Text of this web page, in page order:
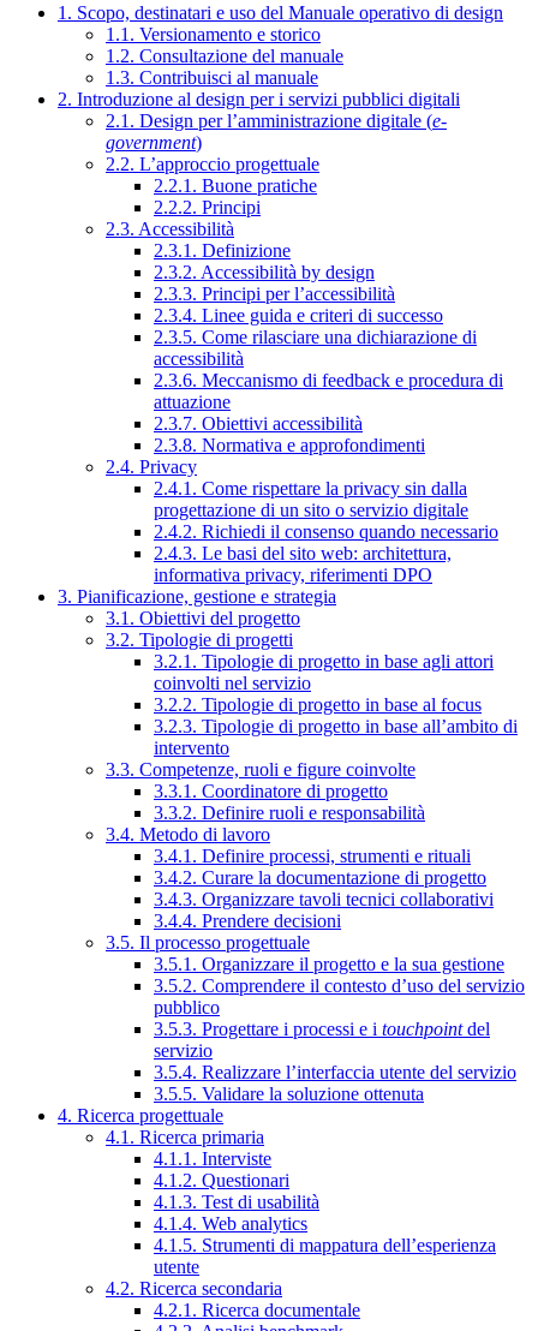
1. Scopo, destinatari e uso del Manuale operativo di design
1.1. Versionamento e storico
1.2. Consultazione del manuale
1.3. Contribuisci al manuale
2. Introduzione al design per i servizi pubblici digitali
2.1. Design per l’amministrazione digitale (e-
government)
2.2. L’approccio progettuale
2.2.1. Buone pratiche
2.2.2. Principi
2.3. Accessibilità
2.3.1. Definizione
2.3.2. Accessibilità by design
2.3.3. Principi per l’accessibilità
2.3.4. Linee guida e criteri di successo
2.3.5. Come rilasciare una dichiarazione di
accessibilità
2.3.6. Meccanismo di feedback e procedura di
attuazione
2.3.7. Obiettivi accessibilità
2.3.8. Normativa e approfondimenti
2.4. Privacy
2.4.1. Come rispettare la privacy sin dalla
progettazione di un sito o servizio digitale
2.4.2. Richiedi il consenso quando necessario
2.4.3. Le basi del sito web: architettura,
informativa privacy, riferimenti DPO
3. Pianificazione, gestione e strategia
3.1. Obiettivi del progetto
3.2. Tipologie di progetti
3.2.1. Tipologie di progetto in base agli attori
coinvolti nel servizio
3.2.2. Tipologie di progetto in base al focus
3.2.3. Tipologie di progetto in base all’ambito di
intervento
3.3. Competenze, ruoli e figure coinvolte
3.3.1. Coordinatore di progetto
3.3.2. Definire ruoli e responsabilità
3.4. Metodo di lavoro
3.4.1. Definire processi, strumenti e rituali
3.4.2. Curare la documentazione di progetto
3.4.3. Organizzare tavoli tecnici collaborativi
3.4.4. Prendere decisioni
3.5. Il processo progettuale
3.5.1. Organizzare il progetto e la sua gestione
3.5.2. Comprendere il contesto d’uso del servizio
pubblico
3.5.3. Progettare i processi e i touchpointdel
servizio
3.5.4. Realizzare l’interfaccia utente del servizio
3.5.5. Validare la soluzione ottenuta
4. Ricerca progettuale
4.1. Ricerca primaria
4.1.1. Interviste
4.1.2. Questionari
4.1.3. Test di usabilità
4.1.4. Web analytics
4.1.5. Strumenti di mappatura dell’esperienza
utente
4.2. Ricerca secondaria
4.2.1. Ricerca documentale